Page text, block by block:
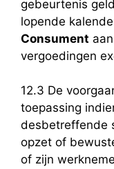
gebeurtenis
lopende
Consument
vergoedingen
12.3 De
toepassing
desbetreffende
opzet of
of zijn